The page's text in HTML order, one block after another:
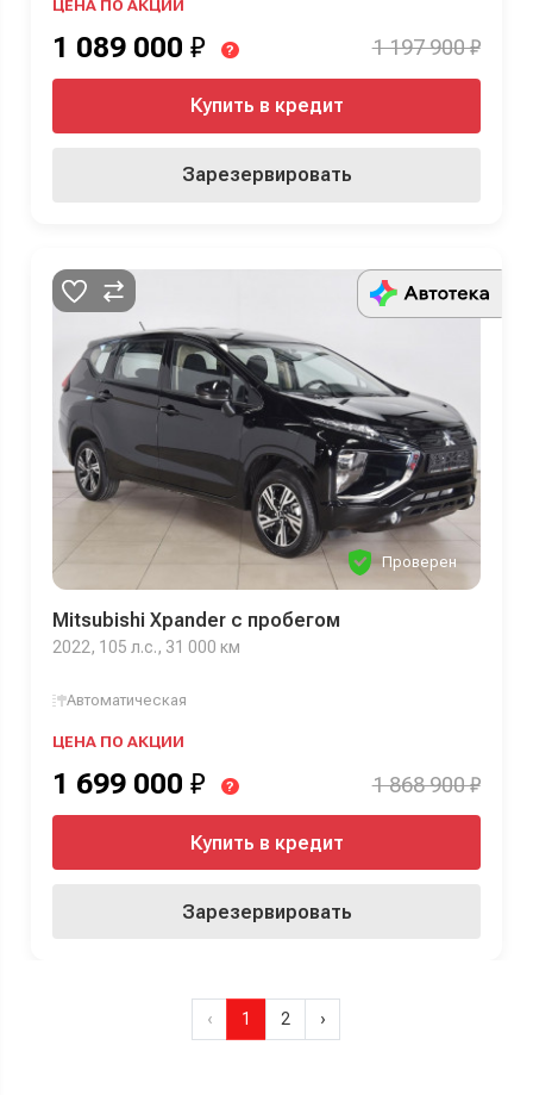
ЦЕНА ПО АКЦИИ
1 089 000 ₽ ? 1 197 900 ₽
Купить в кредит
Зарезервировать
Проверен
Mitsubishi Xpander с пробегом
2022, 105 л.с., 31 000 км
Автоматическая
ЦЕНА ПО АКЦИИ
1 699 000 ₽ ? 1 868 900 ₽
Купить в кредит
Зарезервировать
‹ 1 2 ›